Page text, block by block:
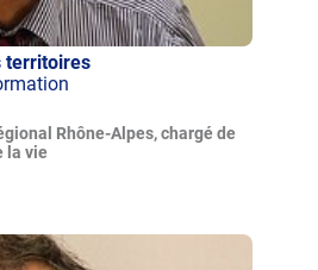
territoires
Rhône-Alpes, chargé de
la vie